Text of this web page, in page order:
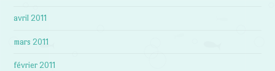
avril 2011
mars 2011
février 2011